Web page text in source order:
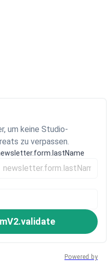
um keine Studio-
zu verpassen.
Powered by